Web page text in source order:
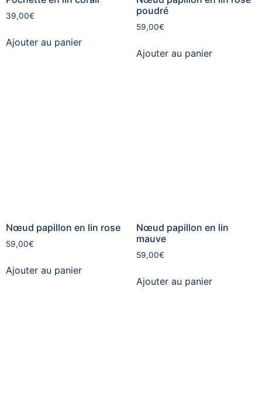
39,00€
Ajouter au panier
poudré
59,00€
Ajouter au panier
Nœud papillon en lin rose
59,00€
Ajouter au panier
Nœud papillon en lin
mauve
59,00€
Ajouter au panier